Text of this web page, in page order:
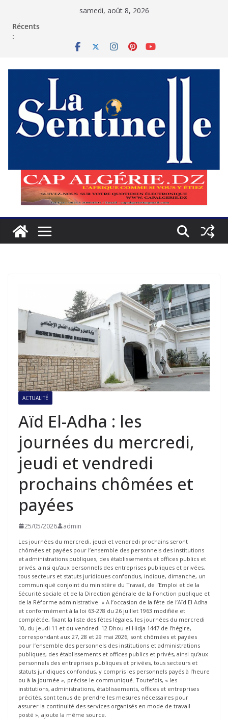
samedi, août 8, 2026
Récents
:
ACTUALITÉ
Aïd El-Adha : les
journées du mercredi,
jeudi et vendredi
prochains chômées et
payées
25/05/2026 admin
Les journées du mercredi, jeudi et vendredi prochains seront
chômées et payées pour l’ensemble des personnels des institutions
et administrations publiques, des établissements et offices publics et
privés, ainsi qu’aux personnels des entreprises publiques et privées,
tous secteurs et statuts juridiques confondus, indique, dimanche, un
communiqué conjoint du ministère du Travail, de l’Emploi et de la
Sécurité sociale et de la Direction générale de la Fonction publique et
de la Réforme administrative. « A l’occasion de la fête de l’Aïd El Adha
et conformément à la loi 63-278 du 26 juillet 1963 modifiée et
complétée, fixant la liste des fêtes légales, les journées du mercredi
10, du jeudi 11 et du vendredi 12 Dhou el Hidja 1447 de l’hégire,
correspondant aux 27, 28 et 29 mai 2026, sont chômées et payées
pour l’ensemble des personnels des institutions et administrations
publiques, des établissements et offices publics et privés, ainsi qu’aux
personnels des entreprises publiques et privées, tous secteurs et
statuts juridiques confondus, y compris les personnels payés à l’heure
ou à la journée », précise le communiqué. Toutefois, « les
institutions, administrations, établissements, offices et entreprises
précités, sont tenus de prendre les mesures nécessaires pour
assurer la continuité des services organisés en mode de travail
posté », ajoute la même source.